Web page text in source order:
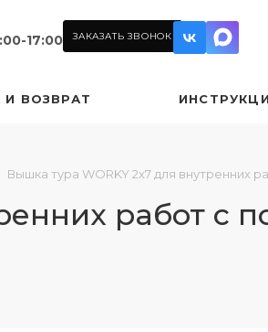
17:00 ЗАКАЗАТЬ ЗВОНОК
И ВОЗВРАТ
Вышка тура WORKY 2х7 для
работ с